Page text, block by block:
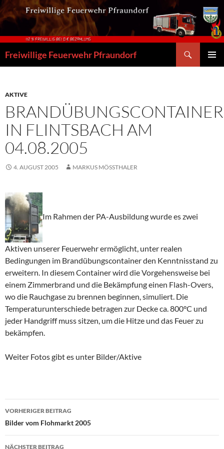
Zum
Inhalt
springen
Freiwillige Feuerwehr Pfraundorf
AKTIVE
BRANDÜBUNGSCONTAINER
IN FLINTSBACH AM
04.08.2005
4. AUGUST 2005 MARKUS MÖSSTHALER
Im Rahmen der PA-Ausbildung wurde es zwei
Aktiven unserer Feuerwehr ermöglicht, unter realen
Bedingungen im Brandübungscontainer den Kenntnisstand zu
erweitern. In diesem Container wird die Vorgehensweise bei
einem Zimmerbrand und die Bekämpfung einen Flash-Overs,
wo die Rauchgase zu brennen beginnen, simuliert. Die
Temperaturunterschiede betragen zur Decke ca. 800°C und
jeder Handgriff muss sitzen, um die Hitze und das Feuer zu
bekämpfen.
Weiter Fotos gibt es unter Bilder/Aktive
Beitragsnavigation
VORHERIGER BEITRAG
Bilder vom Flohmarkt 2005
NÄCHSTER BEITRAG